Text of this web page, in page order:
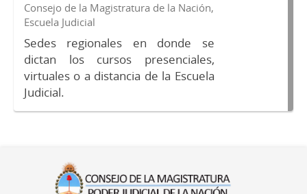
Consejo de la Magistratura de la Nación,
Escuela Judicial
Sedes regionales en donde se
dictan los cursos presenciales,
virtuales o a distancia de la Escuela
Judicial.